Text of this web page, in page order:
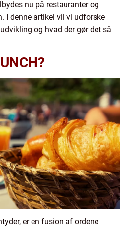
nu på restauranter og
I denne artikel vil vi udforske
og hvad der gør det så
er en fusion af ordene